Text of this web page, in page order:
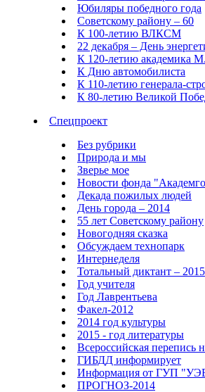
Юбиляры победного года
Советскому району – 60
К 100-летию ВЛКСМ
22 декабря – День
К 120-летию академика
К Дню автомобилиста
К 110-летию генерала-
К 80-летию Великой
Спецпроект
Без рубрики
Природа и мы
Зверье мое
Новости фонда
Декада пожилых людей
День города – 2014
55 лет Советскому району
Новогодняя сказка
Обсуждаем технопарк
Интернеделя
Тотальный диктант – 2015
Год учителя
Год Лаврентьева
Факел-2012
2014 год культуры
2015 - год литературы
Всероссийская перепись
ГИБДД информирует
Информация от ГУП
ПРОГНОЗ-2014